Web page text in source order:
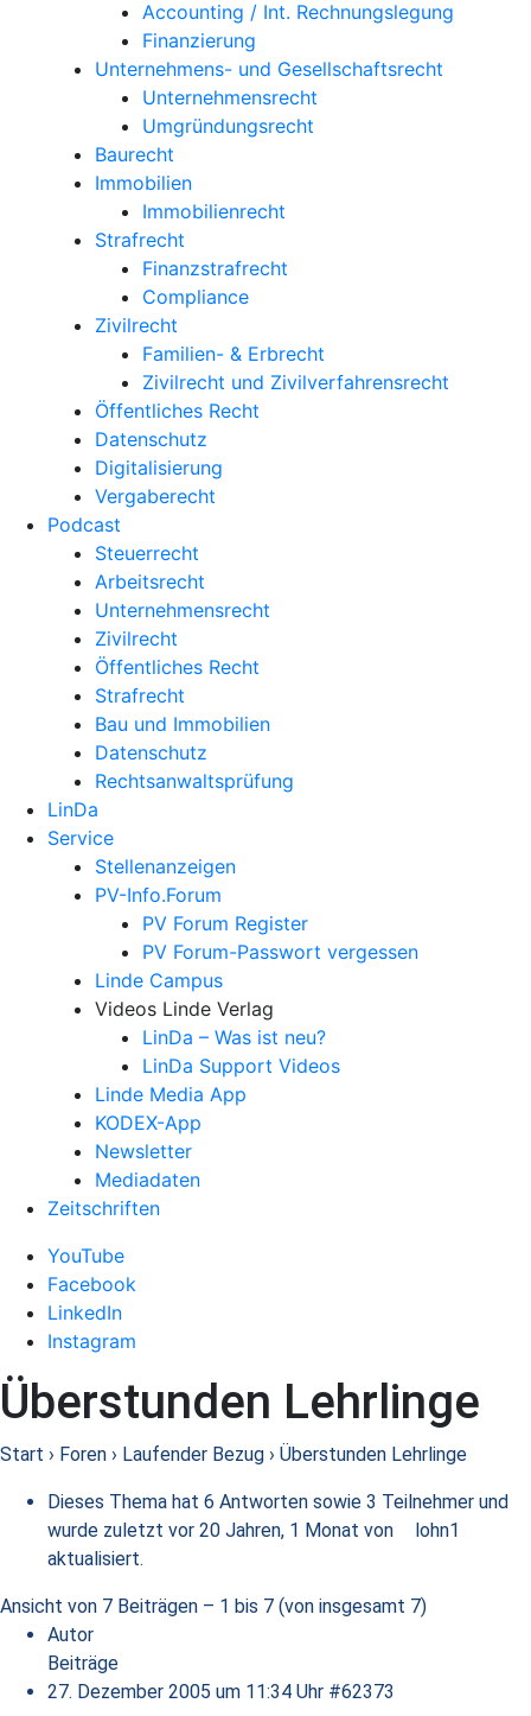
Accounting / Int. Rechnungslegung
Finanzierung
Unternehmens- und Gesellschaftsrecht
Unternehmensrecht
Umgründungsrecht
Baurecht
Immobilien
Immobilienrecht
Strafrecht
Finanzstrafrecht
Compliance
Zivilrecht
Familien- & Erbrecht
Zivilrecht und Zivilverfahrensrecht
Öffentliches Recht
Datenschutz
Digitalisierung
Vergaberecht
Podcast
Steuerrecht
Arbeitsrecht
Unternehmens­recht
Zivilrecht
Öffentliches Recht
Strafrecht
Bau und Immobilien
Datenschutz
Rechtsanwalts­prüfung
LinDa
Service
Stellenanzeigen
PV-Info.Forum
PV Forum Register
PV Forum-Passwort vergessen
Linde Campus
Videos Linde Verlag
LinDa – Was ist neu?
LinDa Support Videos
Linde Media App
KODEX-App
Newsletter
Mediadaten
Zeitschriften
YouTube
Facebook
LinkedIn
Instagram
Überstunden Lehrlinge
Start › Foren › Laufender Bezug › Überstunden Lehrlinge
Dieses Thema hat 6 Antworten sowie 3 Teilnehmer und
wurde zuletzt vor 20 Jahren, 1 Monat von
lohn1
aktualisiert.
Ansicht von 7 Beiträgen – 1 bis 7 (von insgesamt 7)
Autor
Beiträge
27. Dezember 2005 um 11:34 Uhr #62373